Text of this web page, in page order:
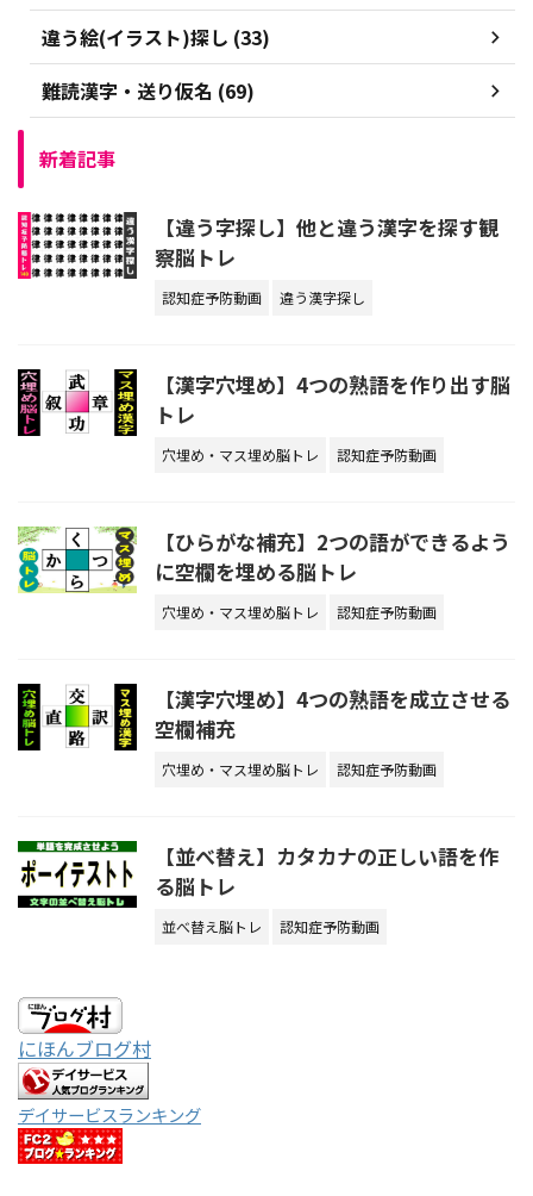
違う絵(イラスト)探し (33)
難読漢字・送り仮名 (69)
新着記事
【違う字探し】他と違う漢字を探す観
察脳トレ
認知症予防動画 違う漢字探し
【漢字穴埋め】4つの熟語を作り出す脳
トレ
穴埋め・マス埋め脳トレ 認知症予防動画
【ひらがな補充】2つの語ができるよう
に空欄を埋める脳トレ
穴埋め・マス埋め脳トレ 認知症予防動画
【漢字穴埋め】4つの熟語を成立させる
空欄補充
穴埋め・マス埋め脳トレ 認知症予防動画
【並べ替え】カタカナの正しい語を作
る脳トレ
並べ替え脳トレ 認知症予防動画
にほんブログ村
デイサービスランキング